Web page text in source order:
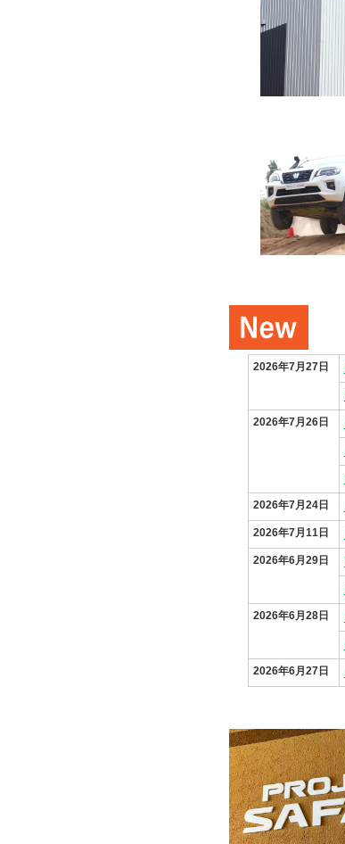
2026年7月27日
2026年7月26日
2026年7月24日
2026年7月11日
2026年6月29日
2026年6月28日
2026年6月27日